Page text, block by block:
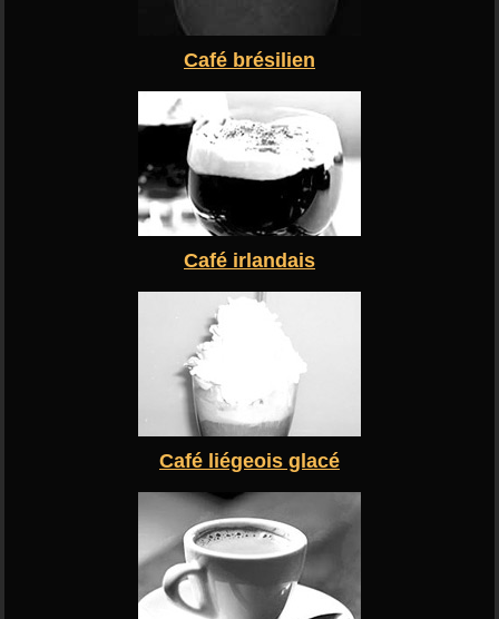
Café brésilien
Café irlandais
Café liégeois glacé